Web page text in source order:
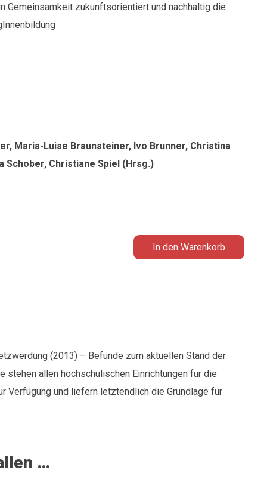
Gemeinsamkeit zukunftsorientiert und nachhaltig die
Maria-Luise Braunsteiner, Ivo Brunner, Christina
Schober, Christiane Spiel (Hrsg.)
In den Warenkorb
(2013) – Befunde zum aktuellen Stand der
stehen allen hochschulischen Einrichtungen für die
Verfügung und liefern letztendlich die Grundlage für
…